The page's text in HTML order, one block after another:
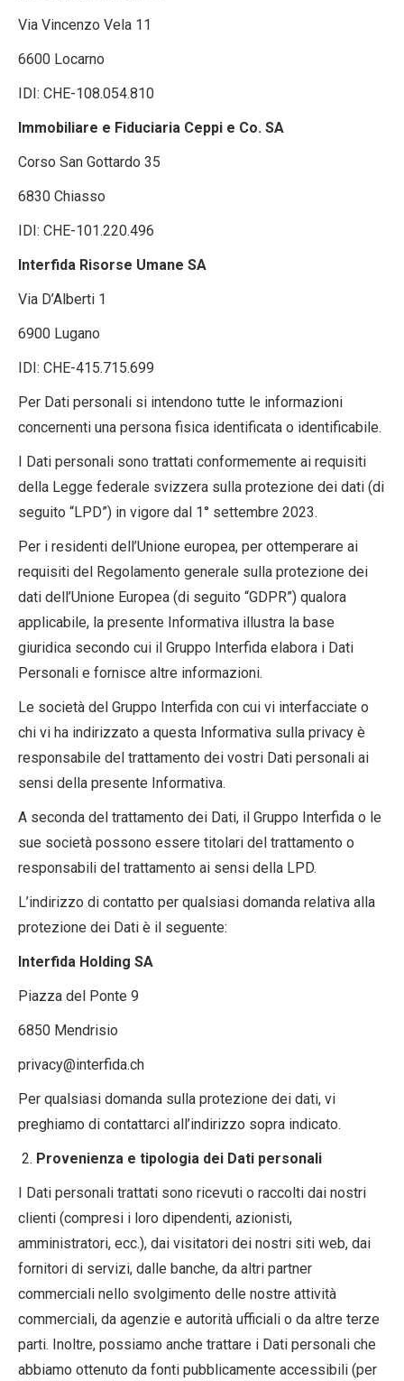
Via Vincenzo Vela 11
6600 Locarno
IDI: CHE-108.054.810
Immobiliare e Fiduciaria Ceppi e Co. SA
Corso San Gottardo 35
6830 Chiasso
IDI: CHE-101.220.496
Interfida Risorse Umane SA
Via D’Alberti 1
6900 Lugano
IDI: CHE-415.715.699
Per Dati personali si intendono tutte le informazioni
concernenti una persona fisica identificata o identificabile.
I Dati personali sono trattati conformemente ai requisiti
della Legge federale svizzera sulla protezione dei dati (di
seguito “LPD”) in vigore dal 1° settembre 2023.
Per i residenti dell’Unione europea, per ottemperare ai
requisiti del Regolamento generale sulla protezione dei
dati dell’Unione Europea (di seguito “GDPR”) qualora
applicabile, la presente Informativa illustra la base
giuridica secondo cui il Gruppo Interfida elabora i Dati
Personali e fornisce altre informazioni.
Le società del Gruppo Interfida con cui vi interfacciate o
chi vi ha indirizzato a questa Informativa sulla privacy è
responsabile del trattamento dei vostri Dati personali ai
sensi della presente Informativa.
A seconda del trattamento dei Dati, il Gruppo Interfida o le
sue società possono essere titolari del trattamento o
responsabili del trattamento ai sensi della LPD.
L’indirizzo di contatto per qualsiasi domanda relativa alla
protezione dei Dati è il seguente:
Interfida Holding SA
Piazza del Ponte 9
6850 Mendrisio
privacy@interfida.ch
Per qualsiasi domanda sulla protezione dei dati, vi
preghiamo di contattarci all’indirizzo sopra indicato.
Provenienza e tipologia dei Dati personali
I Dati personali trattati sono ricevuti o raccolti dai nostri
clienti (compresi i loro dipendenti, azionisti,
amministratori, ecc.), dai visitatori dei nostri siti web, dai
fornitori di servizi, dalle banche, da altri partner
commerciali nello svolgimento delle nostre attività
commerciali, da agenzie e autorità ufficiali o da altre terze
parti. Inoltre, possiamo anche trattare i Dati personali che
abbiamo ottenuto da fonti pubblicamente accessibili (per